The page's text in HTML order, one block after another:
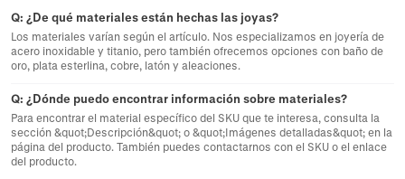
Q: ¿De qué materiales están hechas las joyas?
Los materiales varían según el artículo. Nos especializamos en joyería de
acero inoxidable y titanio, pero también ofrecemos opciones con baño de
oro, plata esterlina, cobre, latón y aleaciones.
Q: ¿Dónde puedo encontrar información sobre materiales?
Para encontrar el material específico del SKU que te interesa, consulta la
sección &quot;Descripción&quot; o &quot;Imágenes detalladas&quot; en la
página del producto. También puedes contactarnos con el SKU o el enlace
del producto.